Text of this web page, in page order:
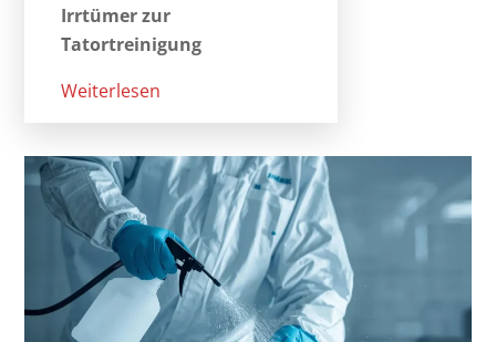
Irrtümer zur
Tatortreinigung
Weiterlesen